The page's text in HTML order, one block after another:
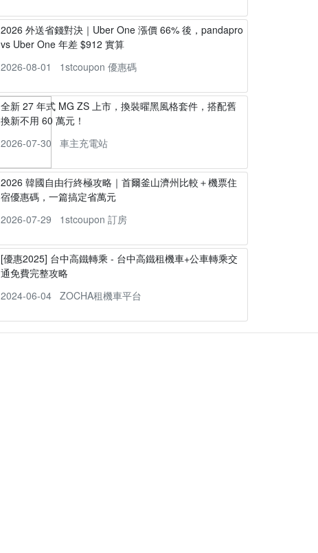
2026 外送省錢對決｜Uber One 漲價 66% 後，pandapro
vs Uber One 年差 $912 實算
2026-08-01
1stcoupon 優惠碼
全新 27 年式 MG ZS 上市，換裝曜黑風格套件，搭配舊
換新不用 60 萬元！
2026-07-30
車主充電站
2026 韓國自由行終極攻略｜首爾釜山濟州比較＋機票住
宿優惠碼，一篇搞定省萬元
2026-07-29
1stcoupon 訂房
[優惠2025] 台中高鐵轉乘 - 台中高鐵租機車+公車轉乘交
通免費完整攻略
2024-06-04
ZOCHA租機車平台